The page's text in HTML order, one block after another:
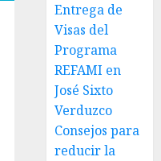
Entrega de
Visas del
Programa
REFAMI en
José Sixto
Verduzco
Consejos para
reducir la